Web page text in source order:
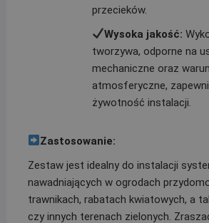
przecieków.
Wysoka jakość:
tworzywa, odporne na
mechaniczne oraz
atmosferyczne,
żywotność instalacji.
Zastosowanie:
Zestaw jest idealny do instalacji
nawadniających w ogrodach
trawnikach, rabatach kwiatowych, a
czy innych terenach zielonych.